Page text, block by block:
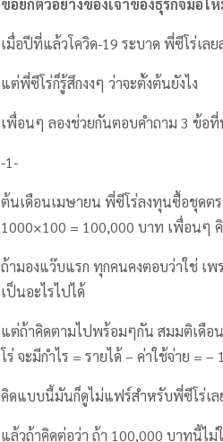
ขอยกตัวอย่างของเจ้าของธุรกิจมือให
เมื่อปีที่แล้วโควิด-19 ระบาด พี่ซีโร่เล
แต่พี่ซีโร่ก็รู้สึกงงๆ ว่าจะตั้งต้นยังไง
เพื่อนๆ ลองช่วยกันตอบคำถาม 3 ข้อที่
-1-
ต้นเดือนเมษายน พี่ซีโร่ลงทุนซื้อชุดต
1000×100 = 100,000 บาท เพื่อนๆ
ถ้ามองแว๊บแรก ทุกคนคงตอบว่าใช่ เ
เป็นอะไรไปได้
แต่ถ้าคิดตามไปพร้อมๆกัน สมมติเดือ
โร่ จะมีกำไร = รายได้ – ค่าใช้จ่าย
คิดแบบนี้มันก็ดูไม่แฟร์สำหรับพี่ซีโร่เล
แล้วถ้าคิดต่อว่า ถ้า 100,000 บาทนี้ไ